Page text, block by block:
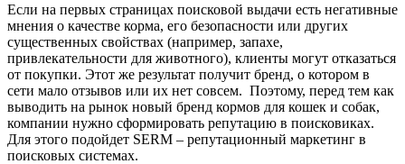
Если на первых страницах поисковой выдачи есть негативные
мнения о качестве корма, его безопасности или других
существенных свойствах (например, запахе,
привлекательности для животного), клиенты могут отказаться
от покупки. Этот же результат получит бренд, о котором в
сети мало отзывов или их нет совсем. Поэтому, перед тем как
выводить на рынок новый бренд кормов для кошек и собак,
компании нужно сформировать репутацию в поисковиках.
Для этого подойдет SERM – репутационный маркетинг в
поисковых системах.